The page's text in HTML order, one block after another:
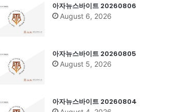
아자뉴스바이트 20260806
August 6, 2026
아자뉴스바이트 20260805
August 5, 2026
아자뉴스바이트 20260804